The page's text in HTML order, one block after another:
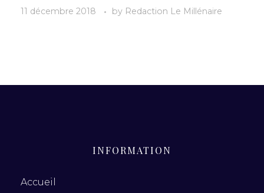
11 décembre 2018 by Redaction Le Millénaire
INFORMATION
Accueil